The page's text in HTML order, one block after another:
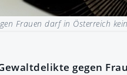
Frauen darf in Österreich
gegen